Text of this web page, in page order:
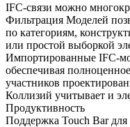
IFC-связи можно
Фильтрация Моделей
по категориям,
или простой выборкой
Импортированные IFC-
обеспечивая
участников
Коллизий учитывает и
Продуктивность
Поддержка Touch Bar